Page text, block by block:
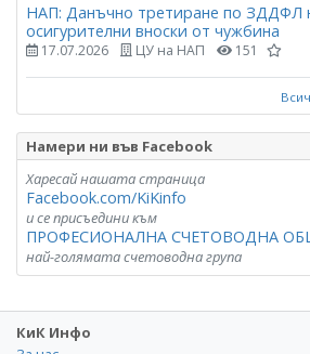
НАП: Данъчно третиране по ЗДДФЛ
осигурителни вноски от чужбина
17.07.2026 ЦУ на НАП 151
Намери ни във Facebook
Харесай нашата страница
Facebook.com/KiKinfo
и се присъедини към
ПРОФЕСИОНАЛНА СЧЕТОВОДНА
най-голямата счетоводна група
КиК Инфо